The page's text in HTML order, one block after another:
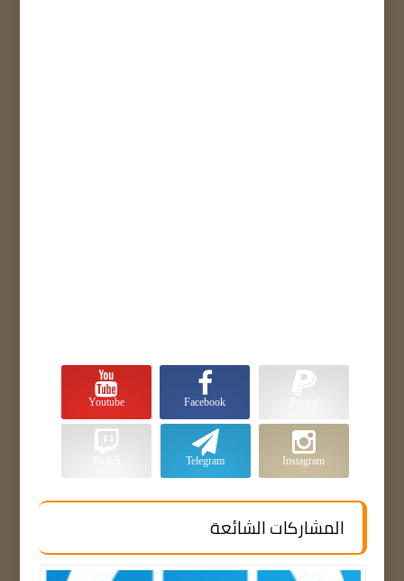
Facebook
Youtube
Instagram
Telegram
المشاركات الشائعة